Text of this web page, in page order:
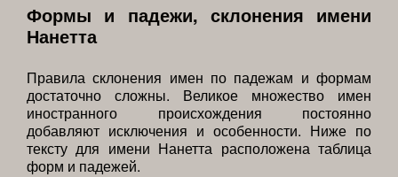
Формы и падежи, склонения имени
Нанетта
Правила склонения имен по падежам и формам
достаточно сложны. Великое множество имен
иностранного происхождения постоянно
добавляют исключения и особенности. Ниже по
тексту для имени Нанетта расположена таблица
форм и падежей.